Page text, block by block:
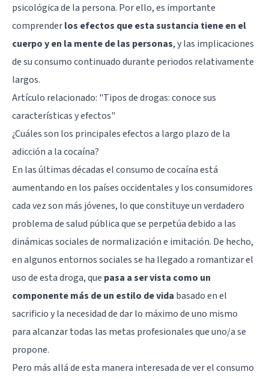
psicológica de la persona. Por ello, es importante
comprenderlos efectos que esta sustancia tiene en el
cuerpo y en la mente de las personas, y las implicaciones
de su consumo continuado durante periodos relativamente
largos.
Artículo relacionado: "Tipos de drogas: conoce sus
características y efectos"
¿Cuáles son los principales efectos a largo plazo de la
adicción a la cocaína?
En las últimas décadas el consumo de cocaína está
aumentando en los países occidentales y los consumidores
cada vez son más jóvenes, lo que constituye un verdadero
problema de salud pública que se perpetúa debido a las
dinámicas sociales de normalización e imitación. De hecho,
en algunos entornos sociales se ha llegado a romantizar el
uso de esta droga, que pasa a ser vista como un
componente más de un estilo de vida basado en el
sacrificio y la necesidad de dar lo máximo de uno mismo
para alcanzar todas las metas profesionales que uno/a se
propone.
Pero más allá de esta manera interesada de ver el consumo